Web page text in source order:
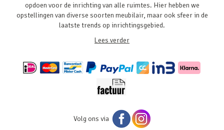
opdoen voor de inrichting van alle ruimtes. Hier hebben we
opstellingen van diverse soorten meubilair, maar ook sfeer in de
laatste trends op inrichtingsgebied.
Lees verder
Volg ons via